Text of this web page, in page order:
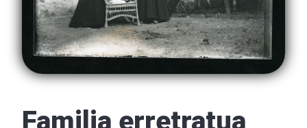
Familia erretratua